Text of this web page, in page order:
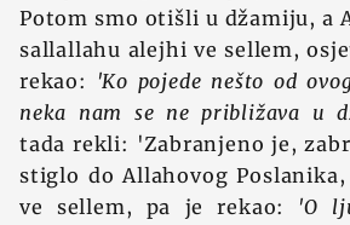
Potom smo otišli u džamiju, a
sallallahu alejhi ve sellem,
rekao:
'Ko pojede nešto od
neka nam se ne približava u
tada rekli: 'Zabranjeno je,
stiglo do Allahovog
ve sellem, pa je rekao: 'O